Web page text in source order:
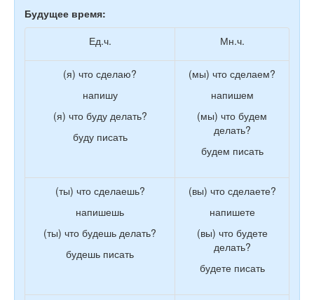
Будущее время:
Ед.ч.
Мн.ч.
(я) что сделаю?
напишу
(я) что буду делать?
буду писать
(мы) что сделаем?
напишем
(мы) что будем
делать?
будем писать
(ты) что сделаешь?
напишешь
(ты) что будешь делать?
будешь писать
(вы) что сделаете?
напишете
(вы) что будете
делать?
будете писать